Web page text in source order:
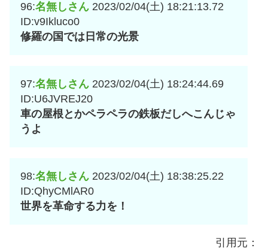
96:名無しさん 2023/02/04(土) 18:21:13.72
ID:v9Ikluco0
修羅の国では日常の光景
97:名無しさん 2023/02/04(土) 18:24:44.69
ID:U6JVREJ20
車の屋根とかペラペラの鉄板だしへこんじゃ
うよ
98:名無しさん 2023/02/04(土) 18:38:25.22
ID:QhyCMlAR0
世界を革命する力を！
引用元：